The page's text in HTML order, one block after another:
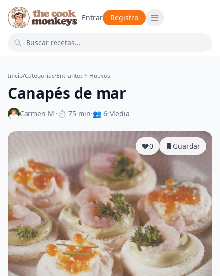
Entrar Registro
Inicio/Categorías/Entrantes Y Huevos
Canapés de mar
Carmen M.·⏱ 75 min·👥 6·Media
0 Guardar